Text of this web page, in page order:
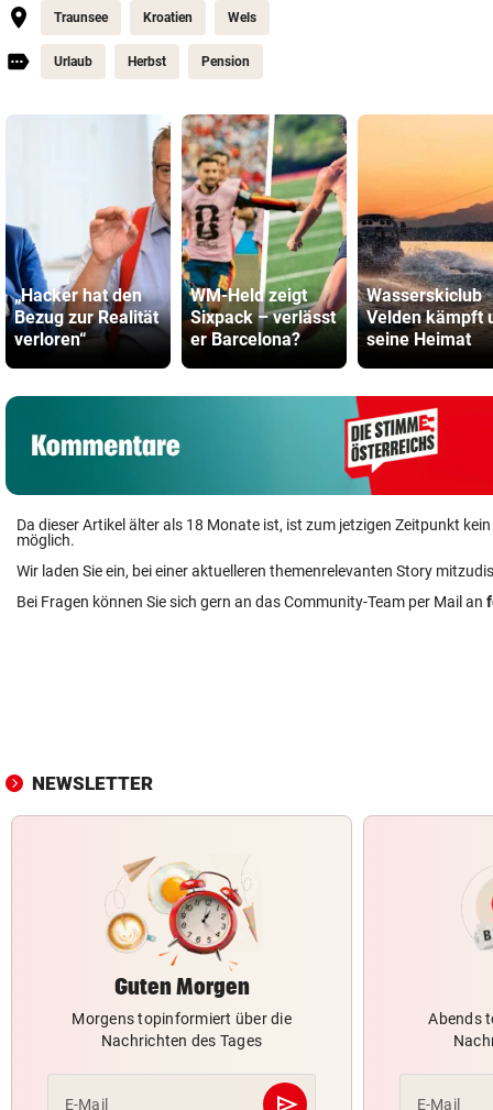
Traunsee Kroatien Wels
Urlaub Herbst Pension
„Hacker hat den
Bezug zur Realität
verloren“
WM-Held zeigt
Sixpack – verlässt
er Barcelona?
Wasserskiclub
Velden kämpft
seine Heimat
Da dieser Artikel älter als 18 Monate ist, ist zum jetzigen Zeitpunkt
möglich.
Wir laden Sie ein, bei einer aktuelleren themenrelevanten Story
Bei Fragen können Sie sich gern an das Community-Team per Mail an
NEWSLETTER
Guten Morgen
Morgens topinformiert über die
Nachrichten des Tages
E-Mail
Abends
E-Mail